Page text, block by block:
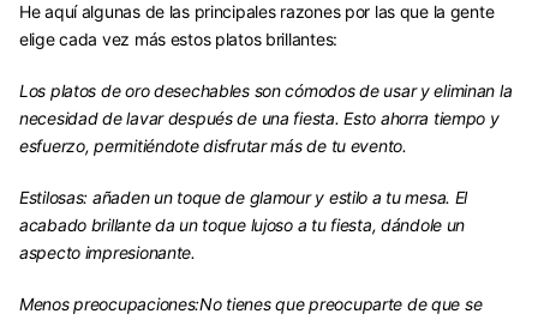
He aquí algunas de las principales razones por las que la gente
elige cada vez más estos platos brillantes:
Los platos de oro desechables son cómodos de usar y eliminan la
necesidad de lavar después de una fiesta. Esto ahorra tiempo y
esfuerzo, permitiéndote disfrutar más de tu evento.
Estilosas: añaden un toque de glamour y estilo a tu mesa. El
acabado brillante da un toque lujoso a tu fiesta, dándole un
aspecto impresionante.
Menos preocupaciones:No tienes que preocuparte de que se